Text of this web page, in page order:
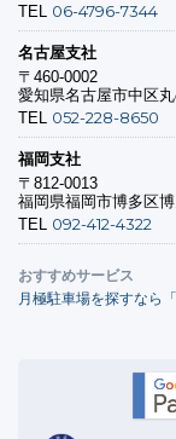
TEL 06-4796-7344
名古屋支社
〒460-0002
愛知県名古屋市中区
TEL 052-228-8650
福岡支社
〒812-0013
福岡県福岡市博多区
TEL 092-412-4322
おすすめサービス
月極駐車場を探すなら